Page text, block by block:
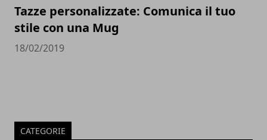
Tazze personalizzate: Comunica il tuo
stile con una Mug
18/02/2019
CATEGORIE